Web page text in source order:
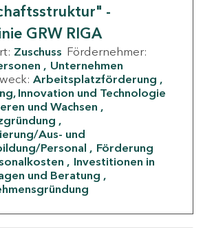
-
GRW RIGA
Zuschuss Fördernehmer:
Unternehmen
Arbeitsplatzförderung
Innovation und Technologie
und Wachsen
Aus- und
Personal
Förderung
Investitionen in
und Beratung